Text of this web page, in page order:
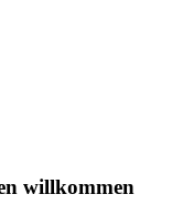
willkommen